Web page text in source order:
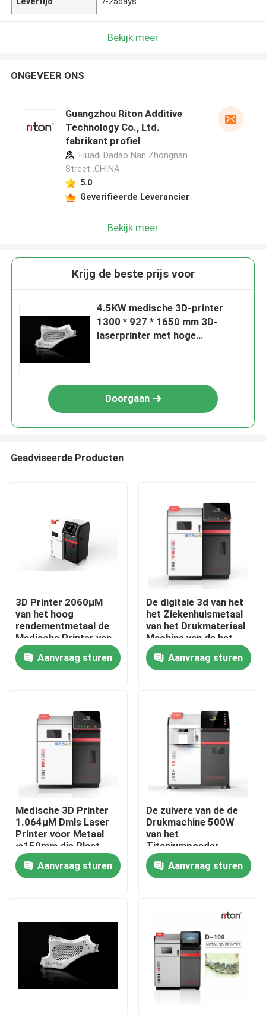
Thuis
Over ons
Fabrieksreis
Kwaliteitscontrole
Contacteer ons
Alle Gevallen
3D Printer van het lasermetaal
Bekijk meer
ONGEVEER ONS
Guangzhou Riton Additive
Technology Co., Ltd.
fabrikant profiel
Huadi Dadao Nan Zhongnan
Street ,CHINA
5.0
Geverifieerde Leverancier
Bekijk meer
Krijg de beste prijs voor
4.5KW medische 3D-printer
1300 * 927 * 1650 mm 3D-
laserprinter met hoge
Doorgaan
Geadviseerde Producten
3D Printer 2060μM
van het hoog
rendementmetaal de
Medische Printer van
Layer Thickness Slm
Aanvraag sturen
De digitale 3d van het
het Ziekenhuismetaal
van het Drukmateriaal
Machine van de het
Poederdruk Sls
Aanvraag sturen
Medische 3D Printer
1.064μM Dmls Laser
Printer voor Metaal
φ150mm die Plaat
vormen
Aanvraag sturen
De zuivere van de de
Drukmachine 500W
van het
Titaniumpoeder
Digitale 3d Printer van
het de Laser Medische
3d Metaal φ150mm
Aanvraag sturen